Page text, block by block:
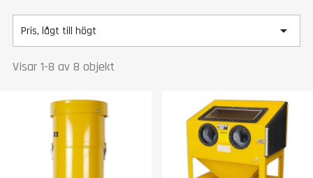
Pris, lågt till högt 
Visar 1-8 av 8 objekt